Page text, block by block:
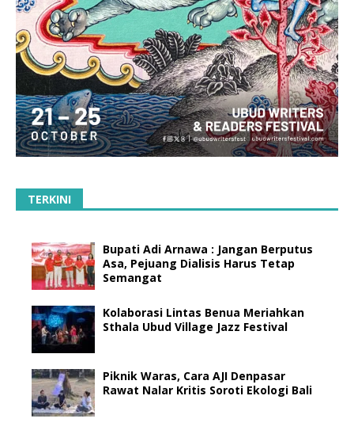
TERKINI
Bupati Adi Arnawa : Jangan Berputus
Asa, Pejuang Dialisis Harus Tetap
Semangat
Kolaborasi Lintas Benua Meriahkan
Sthala Ubud Village Jazz Festival
Piknik Waras, Cara AJI Denpasar
Rawat Nalar Kritis Soroti Ekologi Bali